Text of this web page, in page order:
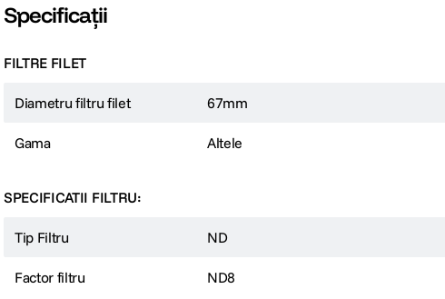
Specificații
FILTRE FILET
Diametru filtru filet 67mm
Gama Altele
SPECIFICATII FILTRU:
Tip Filtru ND
Factor filtru ND8